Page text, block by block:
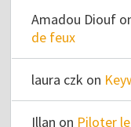
Amadou Diouf
de feux
laura czk on
Illan on Piloter